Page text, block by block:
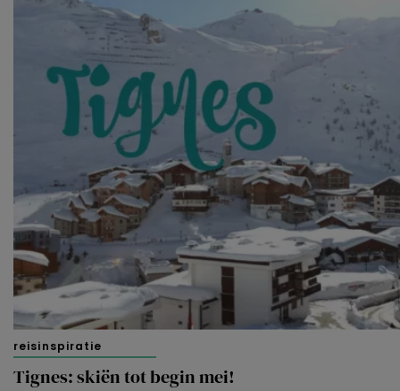
reisinspiratie
Tignes: skiën tot begin mei!